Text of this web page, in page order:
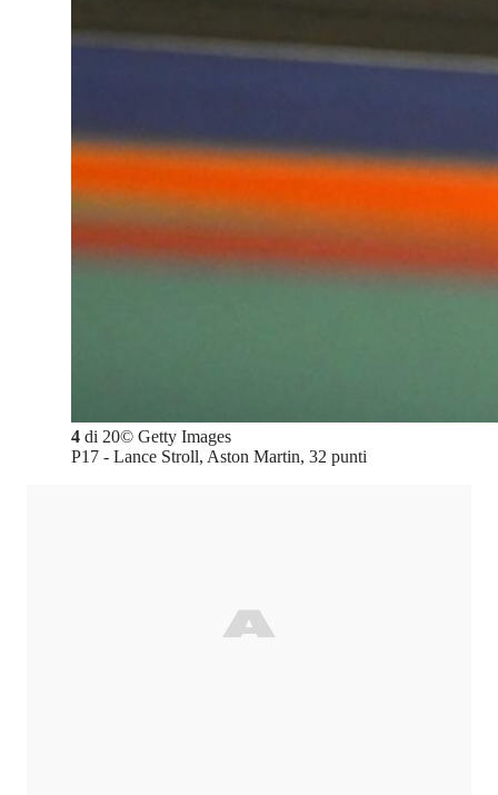
4 di 20© Getty Images
P17 - Lance Stroll, Aston Martin, 32 punti